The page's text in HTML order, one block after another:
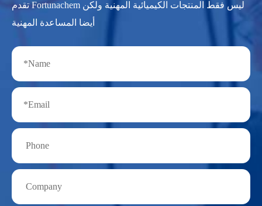
تقدم Fortunachem ليس فقط المنتجات الكيميائية المهنية ولكن
أيضا المساعدة المهنية